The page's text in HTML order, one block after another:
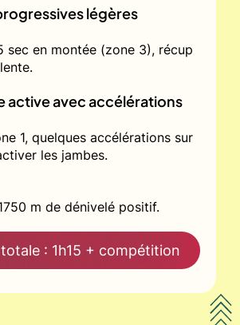
légères
sec en montée (zone 3), récup
active avec accélérations
1, quelques accélérations sur
les jambes.
m de dénivelé positif.
: 1h15 + compétition